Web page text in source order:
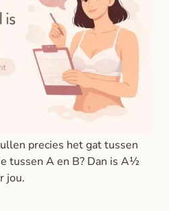
precies het gat tussen
tussen A en B? Dan is A½
jou.